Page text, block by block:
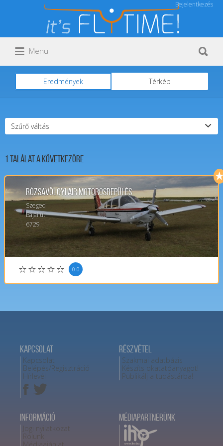
Bejelentkezés
Keresés:
Menu
Eredmények Térkép
Szűrő váltás
1Találat a következőre
Rózsavölgyi Air Motorosrepülés
Szeged
Bajai út
6729
0.0
Kapcsolat
Kapcsolat
Belépés/Regisztráció
Hírlevél
Részvétel
Szakmai adatbázis
Készíts okatatóanyagot!
Publikálj a tudástárba!
Információ
Jogi nyilatkozat
Rólunk
Médiapartnerünk